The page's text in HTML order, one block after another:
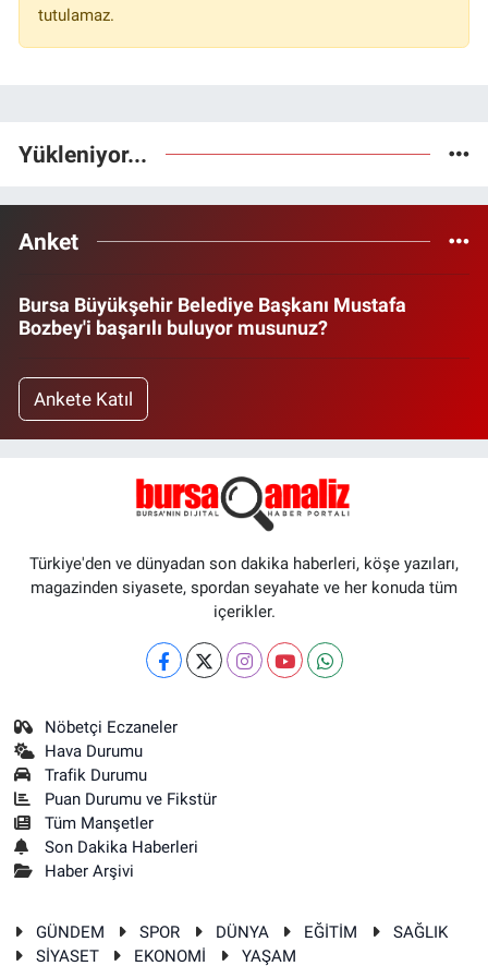
tutulamaz.
Yükleniyor...
Anket
Bursa Büyükşehir Belediye Başkanı Mustafa
Bozbey'i başarılı buluyor musunuz?
Ankete Katıl
Türkiye'den ve dünyadan son dakika haberleri, köşe yazıları,
magazinden siyasete, spordan seyahate ve her konuda tüm
içerikler.
Nöbetçi Eczaneler
Hava Durumu
Trafik Durumu
Puan Durumu ve Fikstür
Tüm Manşetler
Son Dakika Haberleri
Haber Arşivi
GÜNDEM SPOR DÜNYA EĞİTİM
SAĞLIK
SİYASET
EKONOMİ YAŞAM